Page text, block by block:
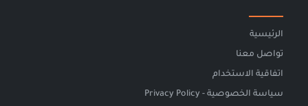
الرئيسية
تواصل معنا
اتفاقية الاستخدام
سياسة الخصوصية - Privacy Policy